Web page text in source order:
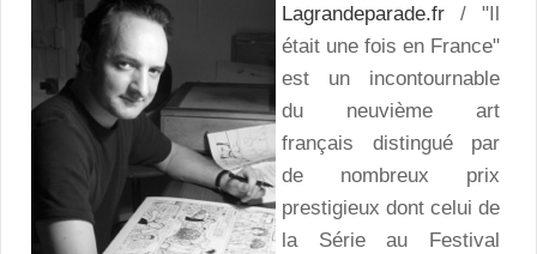
Lagrandeparade.fr / "Il
était une fois en France"
est un incontournable
du neuvième art
français distingué par
de nombreux prix
prestigieux dont celui de
la Série au Festival